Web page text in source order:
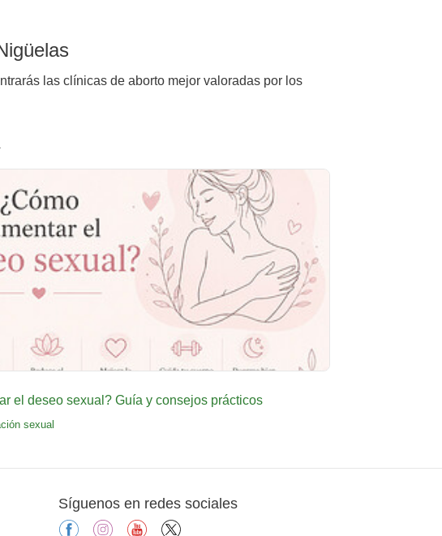
las clínicas de aborto mejor valoradas por los
el deseo sexual? Guía y consejos prácticos
sexual
Síguenos en redes sociales
facebookinstagramyoutube